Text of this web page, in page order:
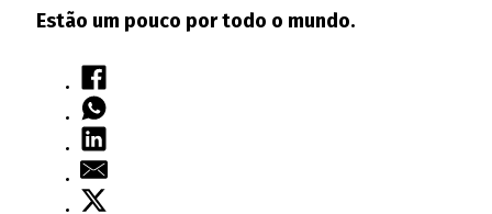
Estão um pouco por todo o mundo.